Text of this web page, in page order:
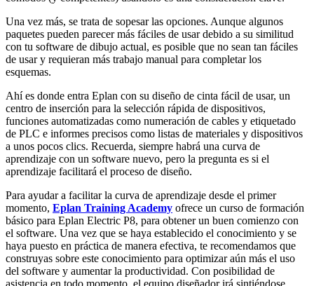
Una vez más, se trata de sopesar las opciones. Aunque algunos
paquetes pueden parecer más fáciles de usar debido a su similitud
con tu software de dibujo actual, es posible que no sean tan fáciles
de usar y requieran más trabajo manual para completar los
esquemas.
Ahí es donde entra Eplan con su diseño de cinta fácil de usar, un
centro de inserción para la selección rápida de dispositivos,
funciones automatizadas como numeración de cables y etiquetado
de PLC e informes precisos como listas de materiales y dispositivos
a unos pocos clics. Recuerda, siempre habrá una curva de
aprendizaje con un software nuevo, pero la pregunta es si el
aprendizaje facilitará el proceso de diseño.
Para ayudar a facilitar la curva de aprendizaje desde el primer
momento, Eplan Training Academy ofrece un curso de formación
básico para Eplan Electric P8, para obtener un buen comienzo con
el software. Una vez que se haya establecido el conocimiento y se
haya puesto en práctica de manera efectiva, te recomendamos que
construyas sobre este conocimiento para optimizar aún más el uso
del software y aumentar la productividad. Con posibilidad de